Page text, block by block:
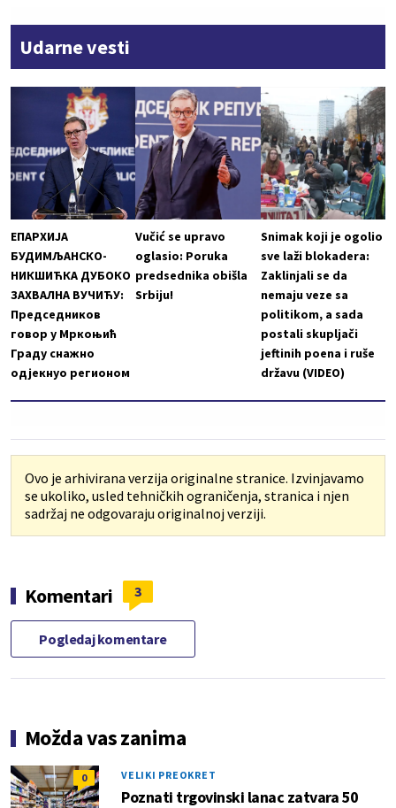
Udarne vesti
ЕПАРХИЈА
БУДИМЉАНСКО-
НИКШИЋКА ДУБОКО
ЗАХВАЛНА ВУЧИЋУ:
Председников
говор у Мркоњић
Граду снажно
одјекнуо регионом
Vučić se upravo
oglasio: Poruka
predsednika obišla
Srbiju!
Snimak koji je ogolio
sve laži blokadera:
Zaklinjali se da
nemaju veze sa
politikom, a sada
postali skupljači
jeftinih poena i ruše
državu (VIDEO)
Ovo je arhivirana verzija originalne stranice. Izvinjavamo
se ukoliko, usled tehničkih ograničenja, stranica i njen
sadržaj ne odgovaraju originalnoj verziji.
Komentari 3
Pogledaj komentare
Možda vas zanima
0 VELIKI PREOKRET
Poznati trgovinski lanac zatvara 50